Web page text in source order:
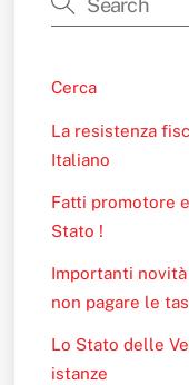
Cerca
La resistenza
Italiano
Fatti promotore
Stato !
Importanti
non pagare le
Lo Stato delle
istanze